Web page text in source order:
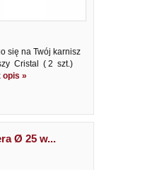
się na Twój karnisz
Cristal ( 2 szt.)
opis »
Ø 25 w...